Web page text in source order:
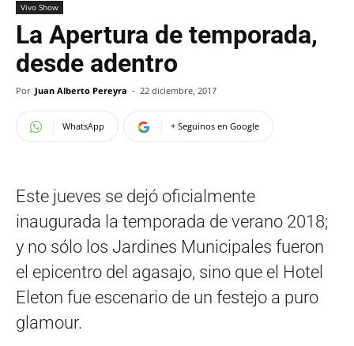
Vivo Show
La Apertura de temporada,
desde adentro
Por Juan Alberto Pereyra - 22 diciembre, 2017
WhatsApp + Seguinos en Google
Este jueves se dejó oficialmente
inaugurada la temporada de verano 2018;
y no sólo los Jardines Municipales fueron
el epicentro del agasajo, sino que el Hotel
Eleton fue escenario de un festejo a puro
glamour.